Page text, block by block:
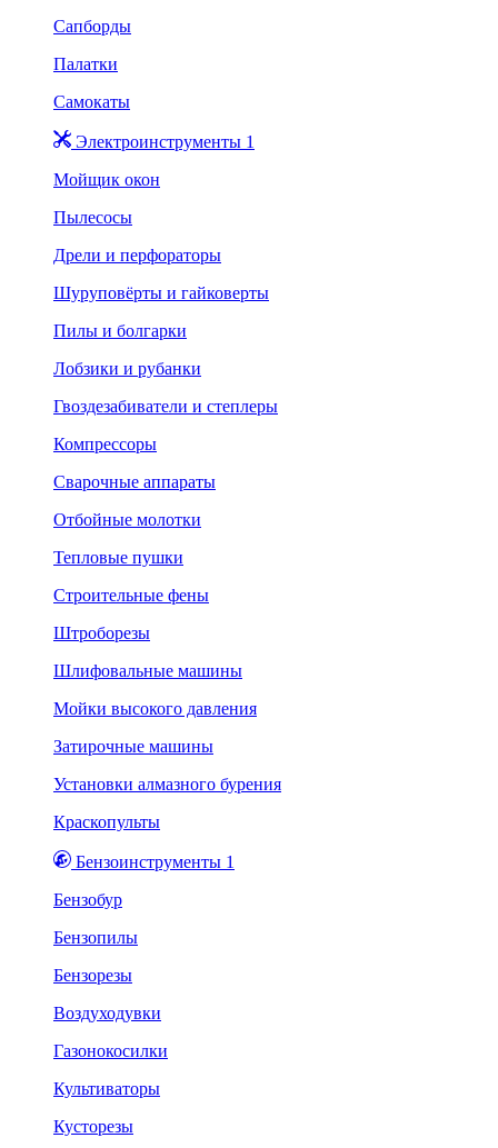
Сапборды
Палатки
Самокаты
Электроинструменты 1
Мойщик окон
Пылесосы
Дрели и перфораторы
Шуруповёрты и гайковерты
Пилы и болгарки
Лобзики и рубанки
Гвоздезабиватели и степлеры
Компрессоры
Сварочные аппараты
Отбойные молотки
Тепловые пушки
Строительные фены
Штроборезы
Шлифовальные машины
Мойки высокого давления
Затирочные машины
Установки алмазного бурения
Краскопульты
Бензоинструменты 1
Бензобур
Бензопилы
Бензорезы
Воздуходувки
Газонокосилки
Культиваторы
Кусторезы